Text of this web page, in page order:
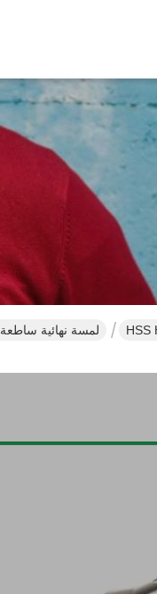
HSS لمسة نهائية ساطعة HSS Hand Tap Tool متعددة الاستخدامات بزاوية 66 درجة ISO529 قياسي